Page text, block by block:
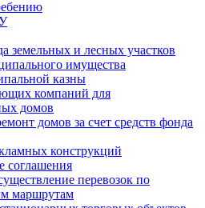
земельных и лесных участков
имущества
казны
компаний для
домов
домов за счет средств фонда
конструкций
соглашения
перевозок по
маршрутам